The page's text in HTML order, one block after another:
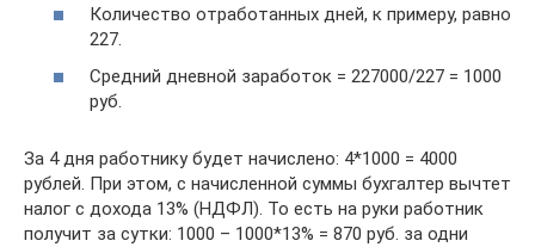
Количество отработанных дней, к примеру, равно
227.
Средний дневной заработок = 227000/227 = 1000
руб.
За 4 дня работнику будет начислено: 4*1000 = 4000
рублей. При этом, с начисленной суммы бухгалтер вычтет
налог с дохода 13% (НДФЛ). То есть на руки работник
получит за сутки: 1000 – 1000*13% = 870 руб. за одни